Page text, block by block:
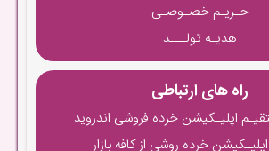
حـریـم خصـوصـی
هدیـه تولـــد
راه های ارتباطی
اپلیـکیشن خرده فروشی اندروید
اپلیـکیشن خرده روشی از کافه بازار